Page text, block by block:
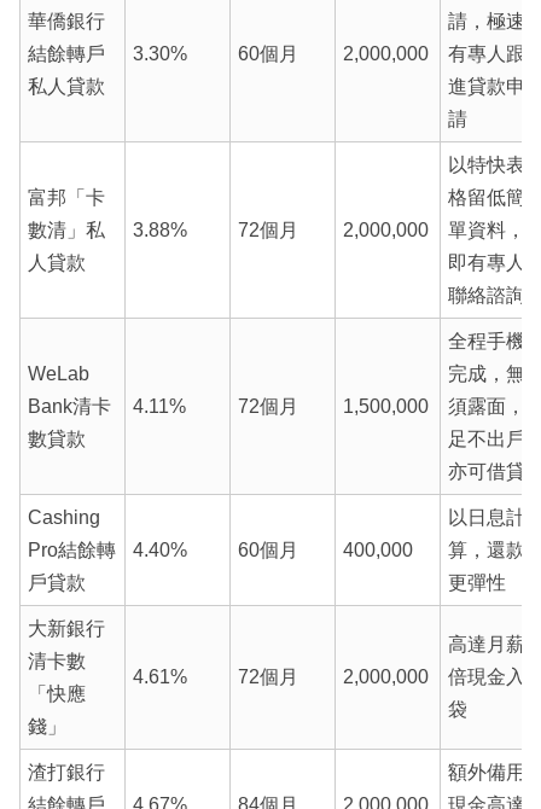
華僑銀行
結餘轉戶
私人貸款
3.30% 60個月 2,000,000
請，極速
有專人跟
進貸款申
請
富邦「卡
數清」私
人貸款
3.88% 72個月 2,000,000
以特快表
格留低簡
單資料，
即有專人
聯絡諮詢
WeLab
Bank清卡
數貸款
4.11% 72個月 1,500,000
全程手機
完成，無
須露面，
足不出戶
亦可借貸
Cashing
Pro結餘轉
戶貸款
4.40% 60個月 400,000
以日息計
算，還款
更彈性
大新銀行
清卡數
「快應
錢」
4.61% 72個月 2,000,000
高達月薪8
倍現金入
袋
渣打銀行
結餘轉戶
4.67% 84個月 2,000,000
額外備用
現金高達